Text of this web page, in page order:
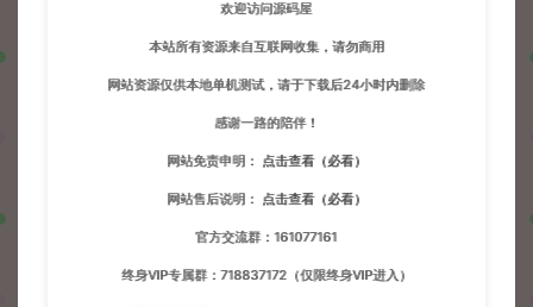
欢迎访问源码屋
本站所有资源来自互联网收集，请勿商用
网站资源仅供本地单机测试，请于下载后24小时内删除
感谢一路的陪伴！
网站免责申明： 点击查看（必看）
网站售后说明： 点击查看（必看）
官方交流群：161077161
终身VIP专属群：718837172（仅限终身VIP进入）